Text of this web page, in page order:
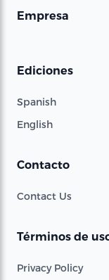
Empresa
Ediciones
Spanish
English
Contacto
Contact Us
Términos de
Privacy Policy